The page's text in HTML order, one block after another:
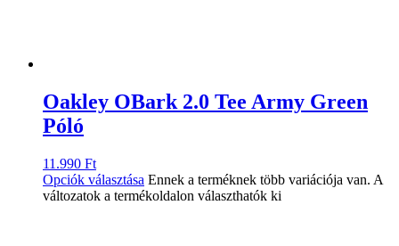
Oakley OBark 2.0 Tee Army Green
Póló
11.990 Ft
Opciók választása Ennek a terméknek több variációja van. A
változatok a termékoldalon választhatók ki